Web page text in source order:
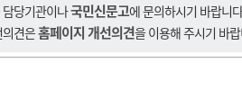
당기관이나국민신문고에 문의하시기 바랍니
견은홈페이지 개선의견을 이용해 주시기 바